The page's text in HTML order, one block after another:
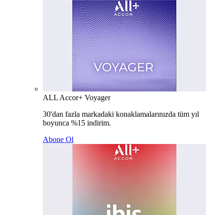
ALL Accor+ Voyager
30'dan fazla markadaki konaklamalarınızda tüm yıl
boyunca %15 indirim.
Abone Ol